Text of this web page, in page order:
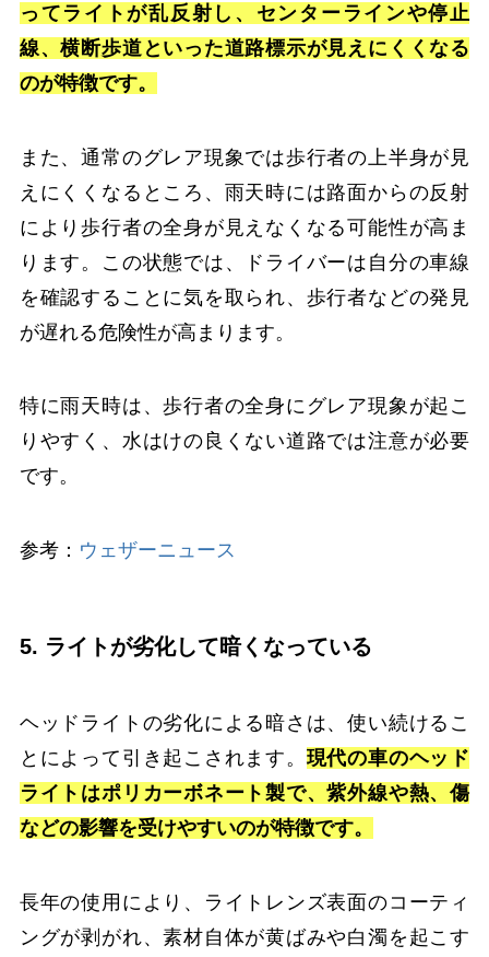
ってライトが乱反射し、センターラインや停止
線、横断歩道といった道路標示が見えにくくなる
のが特徴です。
また、通常のグレア現象では歩行者の上半身が見
えにくくなるところ、雨天時には路面からの反射
により歩行者の全身が見えなくなる可能性が高ま
ります。この状態では、ドライバーは自分の車線
を確認することに気を取られ、歩行者などの発見
が遅れる危険性が高まります。
特に雨天時は、歩行者の全身にグレア現象が起こ
りやすく、水はけの良くない道路では注意が必要
です。
参考： ウェザーニュース
5. ライトが劣化して暗くなっている
ヘッドライトの劣化による暗さは、使い続けるこ
とによって引き起こされます。 現代の車のヘッド
ライトはポリカーボネート製で、紫外線や熱、傷
などの影響を受けやすいのが特徴です。
長年の使用により、ライトレンズ表面のコーティ
ングが剥がれ、素材自体が黄ばみや白濁を起こす